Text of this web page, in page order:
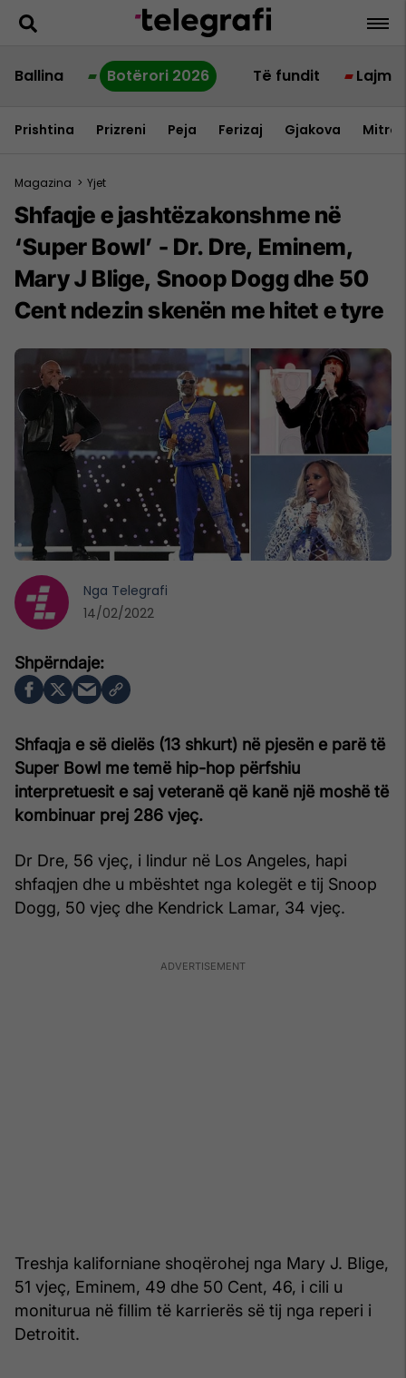
Ballina Botërori 2026 Të fundit Lajme
Prishtina Prizreni Peja Ferizaj Gjakova
Magazina > Yjet
Shfaqje e jashtëzakonshme në
‘Super Bowl’ - Dr. Dre, Eminem,
Mary J Blige, Snoop Dogg dhe 50
Cent ndezin skenën me hitet e tyre
Shfaqja e së dielës (13 shkurt) në pjesën e parë të
Super Bowl me temë hip-hop përfshiu
interpretuesit e saj veteranë që kanë një moshë të
kombinuar prej 286 vjeç.
Dr Dre, 56 vjeç, i lindur në Los Angeles, hapi
shfaqjen dhe u mbështet nga kolegët e tij Snoop
Dogg, 50 vjeç dhe Kendrick Lamar, 34 vjeç.
Treshja kaliforniane shoqërohej nga Mary J. Blige,
51 vjeç, Eminem, 49 dhe 50 Cent, 46, i cili u
moniturua në fillim të karrierës së tij nga reperi i
Detroitit.
Nga Telegrafi
14/02/2022